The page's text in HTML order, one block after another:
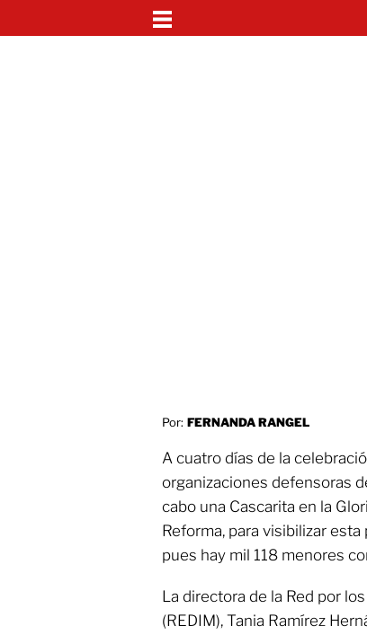
Por: FERNANDA RANGEL
A cuatro días de la
organizaciones defensoras
cabo una Cascarita en la
Reforma, para visibilizar
pues hay mil 118 menores
La directora de la Red por
(REDIM), Tania Ramírez